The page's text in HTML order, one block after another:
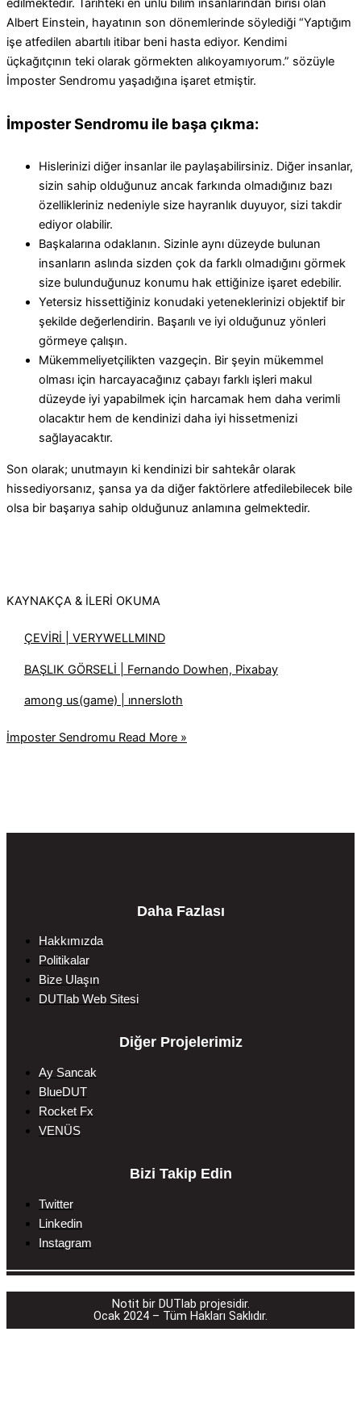
edilmektedir. Tarihteki en ünlü bilim insanlarından birisi olan
Albert Einstein, hayatının son dönemlerinde söylediği “Yaptığım
işe atfedilen abartılı itibar beni hasta ediyor. Kendimi
üçkağıtçının teki olarak görmekten alıkoyamıyorum.” sözüyle
İmposter Sendromu yaşadığına işaret etmiştir.
İmposter Sendromu ile başa çıkma:
Hislerinizi diğer insanlar ile paylaşabilirsiniz. Diğer insanlar,
sizin sahip olduğunuz ancak farkında olmadığınız bazı
özellikleriniz nedeniyle size hayranlık duyuyor, sizi takdir
ediyor olabilir.
Başkalarına odaklanın. Sizinle aynı düzeyde bulunan
insanların aslında sizden çok da farklı olmadığını görmek
size bulunduğunuz konumu hak ettiğinize işaret edebilir.
Yetersiz hissettiğiniz konudaki yeteneklerinizi objektif bir
şekilde değerlendirin. Başarılı ve iyi olduğunuz yönleri
görmeye çalışın.
Mükemmeliyetçilikten vazgeçin. Bir şeyin mükemmel
olması için harcayacağınız çabayı farklı işleri makul
düzeyde iyi yapabilmek için harcamak hem daha verimli
olacaktır hem de kendinizi daha iyi hissetmenizi
sağlayacaktır.
Son olarak; unutmayın ki kendinizi bir sahtekâr olarak
hissediyorsanız, şansa ya da diğer faktörlere atfedilebilecek bile
olsa bir başarıya sahip olduğunuz anlamına gelmektedir.
KAYNAKÇA & İLERİ OKUMA
ÇEVİRİ | VERYWELLMIND
BAŞLIK GÖRSELİ | Fernando Dowhen, Pixabay
among us(game) | ınnersloth
İmposter Sendromu Read More »
Daha Fazlası
Hakkımızda
Politikalar
Bize Ulaşın
DUTlab Web Sitesi
Diğer Projelerimiz
Ay Sancak
BlueDUT
Rocket Fx
VENÜS
Bizi Takip Edin
Twitter
Linkedin
Instagram
Notit bir DUTlab projesidir.
Ocak 2024 – Tüm Hakları Saklıdır.